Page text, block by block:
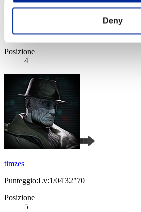
Deny
Punteggio:Lv:1/03'55"39
Posizione
4
timzes
Punteggio:Lv:1/04'32"70
Posizione
5